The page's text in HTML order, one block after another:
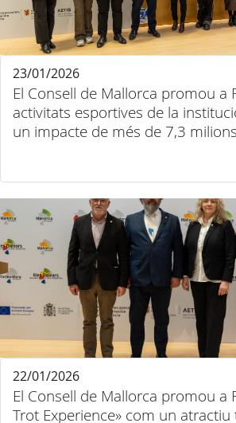
El Consell de Mallorca promou a
activitats esportives de la
un impacte de més de 7,3
23/01/2026
El Consell de Mallorca promou a
Trot Experience» com un
22/01/2026